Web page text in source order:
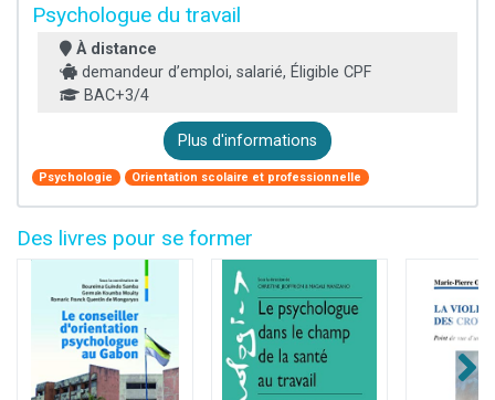
Psychologue du travail
À distance
demandeur d’emploi, salarié, Éligible CPF
BAC+3/4
Plus d'informations
Psychologie Orientation scolaire et professionnelle
Des livres pour se former